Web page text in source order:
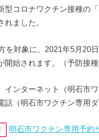
型コロナワクチン接種の
れました。
を対象に、2021年5月20
開始されます。（予防接種
インターネット（明石市
話（明石市ワクチン専用ダ
明石市ワクチン専用予約